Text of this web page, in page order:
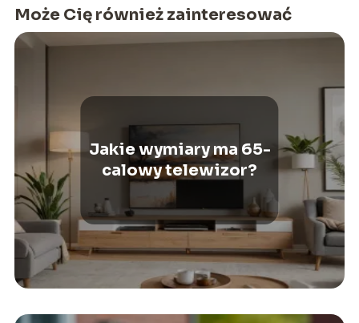
Może Cię również zainteresować
Jakie wymiary ma 65-
calowy telewizor?